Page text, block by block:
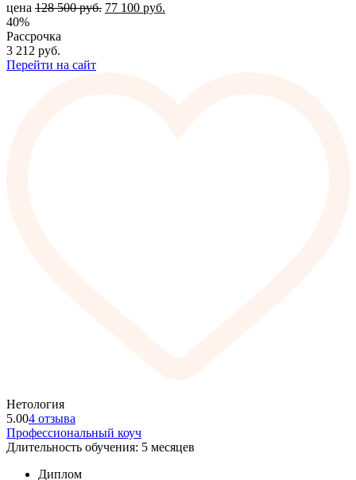
цена 128 500руб. 77 100 руб.
40%
Рассрочка
3 212 руб.
Перейти на сайт
Нетология
5.004 отзыва
Профессиональный коуч
Длительность обучения: 5 месяцев
Диплом